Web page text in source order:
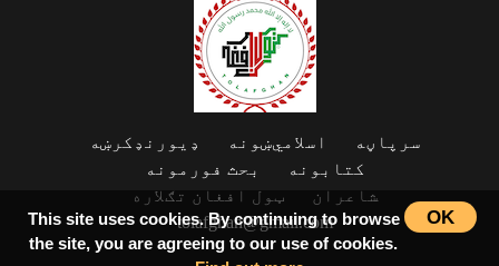
سرپاڼه اسلامي‌ښونه
ډیورنډ‌کرښه
کتابونه
بحث فورمونه
شاعران
ټول افغان تګلاره
tolafghan@gmail.com
OK
This site uses cookies. By continuing to browse
the site, you are agreeing to our use of cookies.